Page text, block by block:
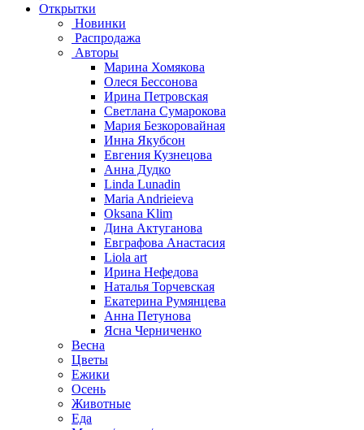
Открытки
Новинки
Распродажа
Авторы
Марина Хомякова
Олеся Бессонова
Ирина Петровская
Светлана Сумарокова
Мария Безкоровайная
Инна Якубсон
Евгения Кузнецова
Анна Дудко
Linda Lunadin
Maria Andrieieva
Oksana Klim
Дина Актуганова
Евграфова Анастасия
Liola art
Ирина Нефедова
Наталья Торчевская
Екатерина Румянцева
Анна Петунова
Ясна Черниченко
Весна
Цветы
Ежики
Осень
Животные
Еда